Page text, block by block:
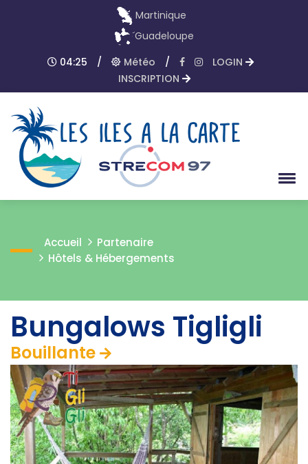
Martinique
Guadeloupe
04:25
/ Météo /
LOGIN
INSCRIPTION
Accueil
Partenaire
Hôtels & Hébergements
Bungalows Tigligli
Bouillante